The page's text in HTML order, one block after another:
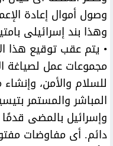
وصول أموال إعادة
وهذا بند إسرائيلى
• يتم عقب توقيع هذا
مجموعات عمل لصياغة
للسلام والأمن،
المباشر والمستمر
وإسرائيل بالمضى
دائم. أى مفاوضات